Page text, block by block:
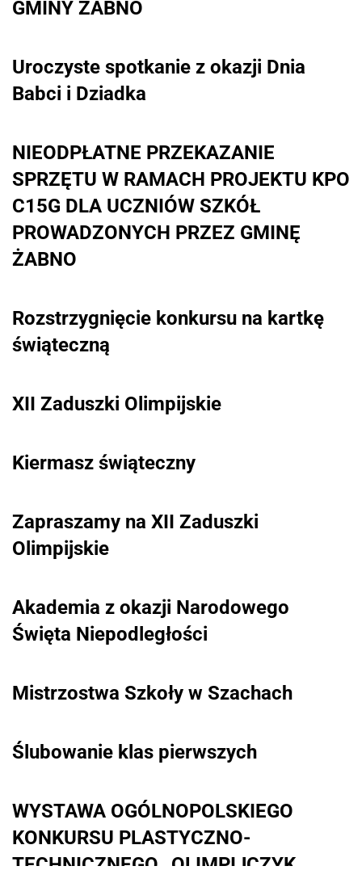
GMINY ŻABNO
Uroczyste spotkanie z okazji Dnia
Babci i Dziadka
NIEODPŁATNE PRZEKAZANIE
SPRZĘTU W RAMACH PROJEKTU KPO
C15G DLA UCZNIÓW SZKÓŁ
PROWADZONYCH PRZEZ GMINĘ
ŻABNO
Rozstrzygnięcie konkursu na kartkę
świąteczną
XII Zaduszki Olimpijskie
Kiermasz świąteczny
Zapraszamy na XII Zaduszki
Olimpijskie
Akademia z okazji Narodowego
Święta Niepodległości
Mistrzostwa Szkoły w Szachach
Ślubowanie klas pierwszych
WYSTAWA OGÓLNOPOLSKIEGO
KONKURSU PLASTYCZNO-
TECHNICZNEGO „OLIMPIJCZYK